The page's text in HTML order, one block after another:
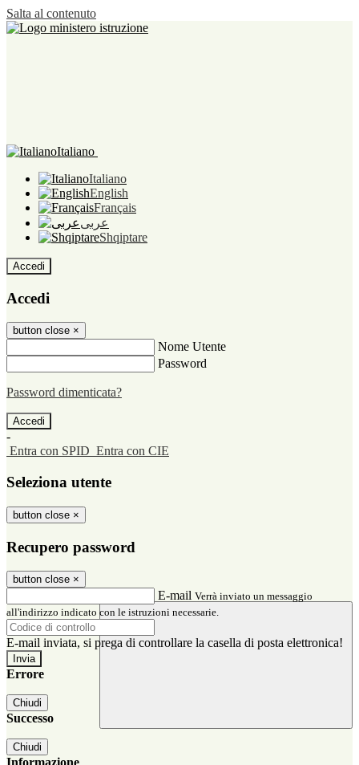
Salta al contenuto
Italiano
Italiano
English
Français
عربى
Shqiptare
Accedi
Accedi
button close ×
Nome Utente
Password
Password dimenticata?
-
Entra con SPID Entra con CIE
Seleziona utente
button close ×
Recupero password
button close ×
E-mail Verrà inviato un messaggio
all'indirizzo indicato con le istruzioni necessarie.
E-mail inviata, si prega di controllare la casella di posta elettronica!
Errore
Chiudi
Successo
Chiudi